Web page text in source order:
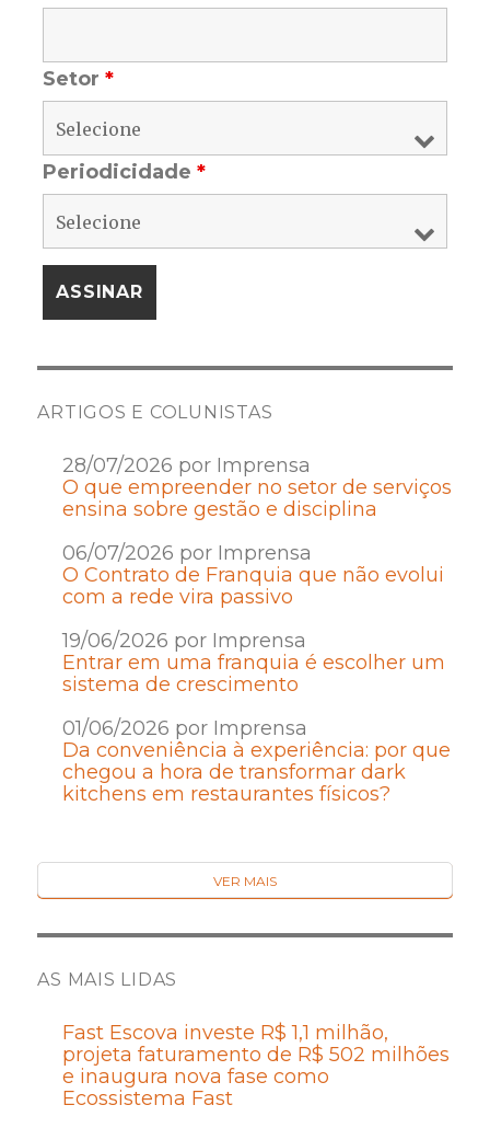
Setor*
Periodicidade*
ARTIGOS E COLUNISTAS
28/07/2026 por Imprensa
O que empreender no setor de serviços
ensina sobre gestão e disciplina
06/07/2026 por Imprensa
O Contrato de Franquia que não evolui
com a rede vira passivo
19/06/2026 por Imprensa
Entrar em uma franquia é escolher um
sistema de crescimento
01/06/2026 por Imprensa
Da conveniência à experiência: por que
chegou a hora de transformar dark
kitchens em restaurantes físicos?
VER MAIS
AS MAIS LIDAS
Fast Escova investe R$ 1,1 milhão,
projeta faturamento de R$ 502 milhões
e inaugura nova fase como
Ecossistema Fast